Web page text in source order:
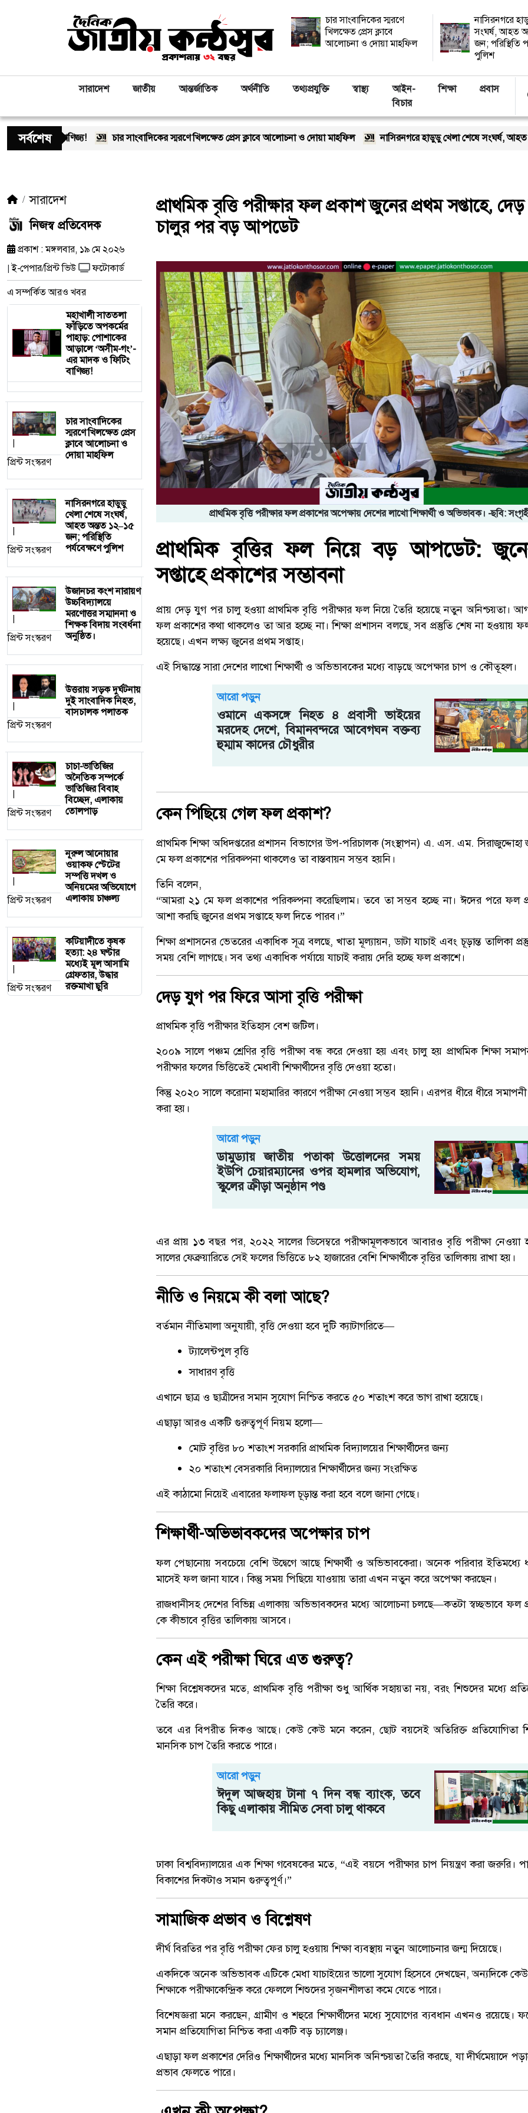
চার সাংবাদিকের স্মরণে
খিলক্ষেত প্রেস ক্লাবে
আলোচনা ও দোয়া মাহফিল
নাসিরনগরে
সংঘর্ষ, আহত
জন; পরিস্থিতি
পুলিশ
সারাদেশ জাতীয় আন্তর্জাতিক অর্থনীতি তথ্যপ্রযুক্তি স্বাস্থ্য
আইন-
বিচার
শিক্ষা প্রবাস
সর্বশেষচার সাংবাদিকের স্মরণে খিলক্ষেত প্রেস ক্লাবে আলোচনা ও দোয়া মাহফিল নাসিরনগরে হাডুডু খেলা শেষে সংঘর্ষ, আহত অন্তত ১২–১৫ জন;
সারাদেশ
নিজস্ব প্রতিবেদক
প্রকাশ : মঙ্গলবার, ১৯ মে ২০২৬
| ই-পেপার/প্রিন্ট ভিউ
ফটোকার্ড
এ সম্পর্কিত আরও খবর
মহাখালী সাততলা
ফাঁড়িতে অপকর্মের
পাহাড়: পোশাকের
আড়ালে ‘অসীম-গং’-
এর মাদক ও ফিটিং
বাণিজ্য!
প্রিন্ট সংস্করণ
চার সাংবাদিকের
স্মরণে খিলক্ষেত প্রেস
ক্লাবে আলোচনা ও
দোয়া মাহফিল
|
প্রিন্ট সংস্করণ
নাসিরনগরে হাডুডু
খেলা শেষে সংঘর্ষ,
আহত অন্তত ১২–১৫
জন; পরিস্থিতি
পর্যবেক্ষণে পুলিশ
|
প্রিন্ট সংস্করণ
উজানচর কংশ নারায়ণ
উচ্চবিদ্যালয়ে
মরণোত্তর সম্মাননা ও
শিক্ষক বিদায় সংবর্ধনা
অনুষ্ঠিত।
|
প্রিন্ট সংস্করণ
উত্তরায় সড়ক দুর্ঘটনায়
দুই সাংবাদিক নিহত,
বাসচালক পলাতক
|
প্রিন্ট সংস্করণ
চাচা-ভাতিজির
অনৈতিক সম্পর্কে
ভাতিজির বিবাহ
বিচ্ছেদ, এলাকায়
তোলপাড়
|
প্রিন্ট সংস্করণ
নূরুল আনোয়ার
ওয়াকফ স্টেটের
সম্পত্তি দখল ও
অনিয়মের অভিযোগে
এলাকায় চাঞ্চল্য
|
প্রিন্ট সংস্করণ
কটিয়াদীতে কৃষক
হত্যা: ২৪ ঘণ্টার
মধ্যেই মূল আসামি
গ্রেফতার, উদ্ধার
রক্তমাখা ছুরি
প্রাথমিক বৃত্তি পরীক্ষার ফল প্রকাশ জুনের প্রথম সপ্তাহে,
চালুর পর বড় আপডেট
প্রাথমিক বৃত্তি পরীক্ষার ফল প্রকাশের অপেক্ষায় দেশের লাখো শিক্ষার্থী ও অভিভাবক। -ছবি:
প্রাথমিক বৃত্তির ফল নিয়ে বড় আপডেট:
সপ্তাহে প্রকাশের সম্ভাবনা
প্রায় দেড় যুগ পর চালু হওয়া প্রাথমিক বৃত্তি পরীক্ষার ফল নিয়ে তৈরি হয়েছে নতুন অনিশ্চয়তা।
ফল প্রকাশের কথা থাকলেও তা আর হচ্ছে না। শিক্ষা প্রশাসন বলছে, সব প্রস্তুতি শেষ না হওয়ায়
হয়েছে। এখন লক্ষ্য জুনের প্রথম সপ্তাহ।
এই সিদ্ধান্তে সারা দেশের লাখো শিক্ষার্থী ও অভিভাবকের মধ্যে বাড়ছে অপেক্ষার চাপ ও কৌতূহল।
আরো পড়ুন
ওমানে একসঙ্গে নিহত ৪ প্রবাসী ভাইয়ের
মরদেহ দেশে, বিমানবন্দরে আবেগঘন বক্তব্য
হুম্মাম কাদের চৌধুরীর
কেন পিছিয়ে গেল ফল প্রকাশ?
প্রাথমিক শিক্ষা অধিদপ্তরের প্রশাসন বিভাগের উপ-পরিচালক (সংস্থাপন) এ. এস. এম.
মে ফল প্রকাশের পরিকল্পনা থাকলেও তা বাস্তবায়ন সম্ভব হয়নি।
তিনি বলেন,
“আমরা ২১ মে ফল প্রকাশের পরিকল্পনা করেছিলাম। তবে তা সম্ভব হচ্ছে না। ঈদের পরে ফল
আশা করছি জুনের প্রথম সপ্তাহে ফল দিতে পারব।”
শিক্ষা প্রশাসনের ভেতরের একাধিক সূত্র বলছে, খাতা মূল্যায়ন, ডাটা যাচাই এবং চূড়ান্ত তালিকা
সময় বেশি লাগছে। সব তথ্য একাধিক পর্যায়ে যাচাই করায় দেরি হচ্ছে ফল প্রকাশে।
দেড় যুগ পর ফিরে আসা বৃত্তি পরীক্ষা
প্রাথমিক বৃত্তি পরীক্ষার ইতিহাস বেশ জটিল।
২০০৯ সালে পঞ্চম শ্রেণির বৃত্তি পরীক্ষা বন্ধ করে দেওয়া হয় এবং চালু হয় প্রাথমিক শিক্ষা
পরীক্ষার ফলের ভিত্তিতেই মেধাবী শিক্ষার্থীদের বৃত্তি দেওয়া হতো।
কিন্তু ২০২০ সালে করোনা মহামারির কারণে পরীক্ষা নেওয়া সম্ভব হয়নি। এরপর ধীরে ধীরে
করা হয়।
আরো পড়ুন
ডামুড্যায় জাতীয় পতাকা উত্তোলনের সময়
ইউপি চেয়ারম্যানের ওপর হামলার অভিযোগ,
স্কুলের ক্রীড়া অনুষ্ঠান পণ্ড
এর প্রায় ১৩ বছর পর, ২০২২ সালের ডিসেম্বরে পরীক্ষামূলকভাবে আবারও বৃত্তি পরীক্ষা
সালের ফেব্রুয়ারিতে সেই ফলের ভিত্তিতে ৮২ হাজারের বেশি শিক্ষার্থীকে বৃত্তির তালিকায় রাখা হয়।
নীতি ও নিয়মে কী বলা আছে?
বর্তমান নীতিমালা অনুযায়ী, বৃত্তি দেওয়া হবে দুটি ক্যাটাগরিতে—
ট্যালেন্টপুল বৃত্তি
সাধারণ বৃত্তি
এখানে ছাত্র ও ছাত্রীদের সমান সুযোগ নিশ্চিত করতে ৫০ শতাংশ করে ভাগ রাখা হয়েছে।
এছাড়া আরও একটি গুরুত্বপূর্ণ নিয়ম হলো—
মোট বৃত্তির ৮০ শতাংশ সরকারি প্রাথমিক বিদ্যালয়ের শিক্ষার্থীদের জন্য
২০ শতাংশ বেসরকারি বিদ্যালয়ের শিক্ষার্থীদের জন্য সংরক্ষিত
এই কাঠামো নিয়েই এবারের ফলাফল চূড়ান্ত করা হবে বলে জানা গেছে।
শিক্ষার্থী-অভিভাবকদের অপেক্ষার চাপ
ফল পেছানোয় সবচেয়ে বেশি উদ্বেগে আছে শিক্ষার্থী ও অভিভাবকেরা। অনেক পরিবার ইতিমধ্যে
মাসেই ফল জানা যাবে। কিন্তু সময় পিছিয়ে যাওয়ায় তারা এখন নতুন করে অপেক্ষা করছেন।
রাজধানীসহ দেশের বিভিন্ন এলাকায় অভিভাবকদের মধ্যে আলোচনা চলছে—কতটা স্বচ্ছভাবে ফল
কে কীভাবে বৃত্তির তালিকায় আসবে।
কেন এই পরীক্ষা ঘিরে এত গুরুত্ব?
শিক্ষা বিশ্লেষকদের মতে, প্রাথমিক বৃত্তি পরীক্ষা শুধু আর্থিক সহায়তা নয়, বরং শিশুদের মধ্যে
তৈরি করে।
তবে এর বিপরীত দিকও আছে। কেউ কেউ মনে করেন, ছোট বয়সেই অতিরিক্ত প্রতিযোগিতা
মানসিক চাপ তৈরি করতে পারে।
আরো পড়ুন
ঈদুল আজহায় টানা ৭ দিন বন্ধ ব্যাংক, তবে
কিছু এলাকায় সীমিত সেবা চালু থাকবে
ঢাকা বিশ্ববিদ্যালয়ের এক শিক্ষা গবেষকের মতে, “এই বয়সে পরীক্ষার চাপ নিয়ন্ত্রণ করা জরুরি।
বিকাশের দিকটাও সমান গুরুত্বপূর্ণ।”
সামাজিক প্রভাব ও বিশ্লেষণ
দীর্ঘ বিরতির পর বৃত্তি পরীক্ষা ফের চালু হওয়ায় শিক্ষা ব্যবস্থায় নতুন আলোচনার জন্ম দিয়েছে।
একদিকে অনেক অভিভাবক এটিকে মেধা যাচাইয়ের ভালো সুযোগ হিসেবে দেখছেন, অন্যদিকে
শিক্ষাকে পরীক্ষাকেন্দ্রিক করে ফেললে শিশুদের সৃজনশীলতা কমে যেতে পারে।
বিশেষজ্ঞরা মনে করছেন, গ্রামীণ ও শহুরে শিক্ষার্থীদের মধ্যে সুযোগের ব্যবধান এখনও রয়েছে।
সমান প্রতিযোগিতা নিশ্চিত করা একটি বড় চ্যালেঞ্জ।
এছাড়া ফল প্রকাশের দেরিও শিক্ষার্থীদের মধ্যে মানসিক অনিশ্চয়তা তৈরি করছে, যা দীর্ঘমেয়াদে
প্রভাব ফেলতে পারে।